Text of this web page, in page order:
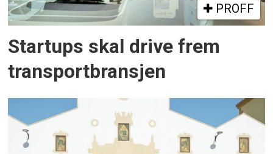
PROFF
Startups skal drive frem
transportbransjen